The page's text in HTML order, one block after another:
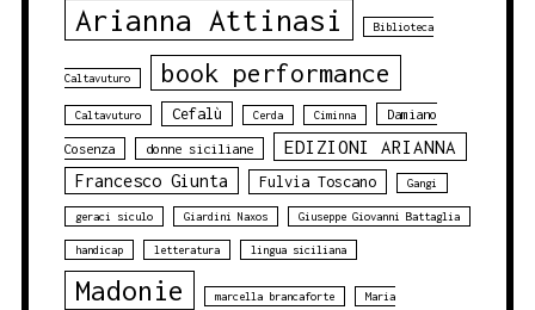
Arianna Attinasi Biblioteca
Caltavuturo book performance
Caltavuturo Cefalù Cerda Ciminna Damiano
Cosenza donne siciliane EDIZIONI ARIANNA
Francesco Giunta Fulvia Toscano Gangi
geraci siculo Giardini Naxos Giuseppe Giovanni Battaglia
handicap letteratura lingua siciliana
Madonie marcella brancaforte Maria